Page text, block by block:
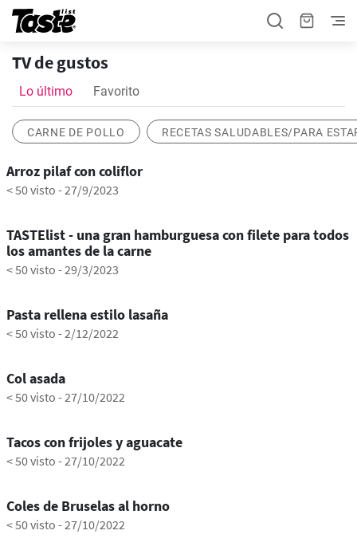
TV de gustos
Lo último Favorito
CARNE DE POLLO RECETAS SALUDABLES/PARA0:39
Arroz pilaf con coliflor
< 50 visto -27/9/2023
TASTElist - una gran hamburguesa con filete para todos
los amantes de la carne
< 50 visto -29/3/2023
Pasta rellena estilo lasaña
< 50 visto -2/12/2022
Col asada
< 50 visto -27/10/2022
Tacos con frijoles y aguacate
< 50 visto -27/10/2022
Coles de Bruselas al horno
< 50 visto -27/10/2022